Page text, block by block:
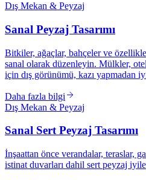
Dış Mekan & Peyzaj
Sanal Peyzaj Tasarımı
Bitkiler, ağaçlar, bahçeler ve
sanal olarak düzenleyin. Mülkler,
için dış görünümü, kazı yapmadan
Daha fazla bilgi
Dış Mekan & Peyzaj
Sanal Sert Peyzaj Tasarımı
İnşaattan önce verandalar, teraslar,
istinat duvarları dahil sert peyzaj